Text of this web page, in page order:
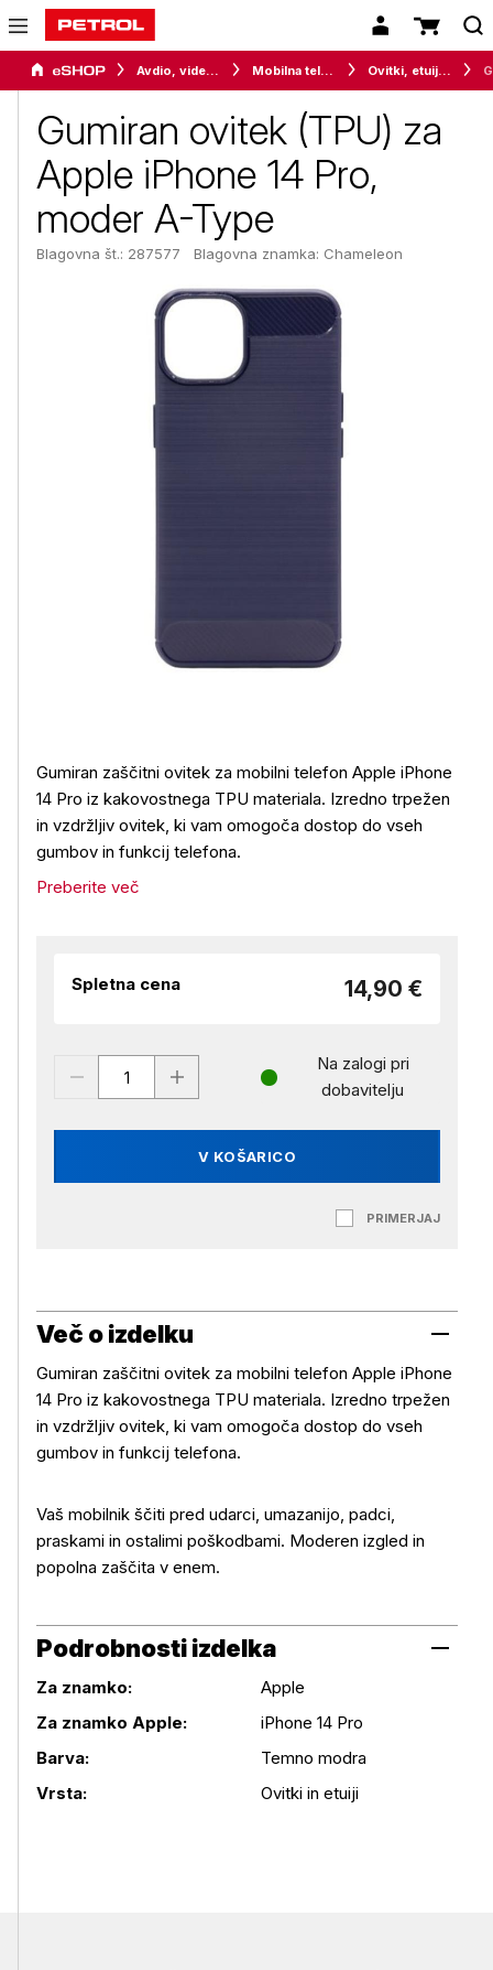
Avdio, video in telefonija Mobilna telefonija Ovitki, etuiji, torbice in držala
Gumiran ovitek (TPU) za
Apple iPhone 14 Pro,
moder A-Type
Blagovna št.: 287577 Blagovna znamka: Chameleon
Gumiran zaščitni ovitek za mobilni telefon Apple iPhone
14 Pro iz kakovostnega TPU materiala. Izredno trpežen
in vzdržljiv ovitek, ki vam omogoča dostop do vseh
gumbov in funkcij telefona.
Preberite več
Spletna cena 14,90 €
V KOŠARICO
Na zalogi pri
dobavitelju
PRIMERJAJ
Več o izdelku
Gumiran zaščitni ovitek za mobilni telefon Apple iPhone
14 Pro iz kakovostnega TPU materiala. Izredno trpežen
in vzdržljiv ovitek, ki vam omogoča dostop do vseh
gumbov in funkcij telefona.
Vaš mobilnik ščiti pred udarci, umazanijo, padci,
praskami in ostalimi poškodbami. Moderen izgled in
popolna zaščita v enem.
Podrobnosti izdelka
Podrobnosti izdelka
Za znamko:
Apple
Za znamko Apple:
iPhone 14 Pro
Barva:
Temno modra
Vrsta:
Ovitki in etuiji